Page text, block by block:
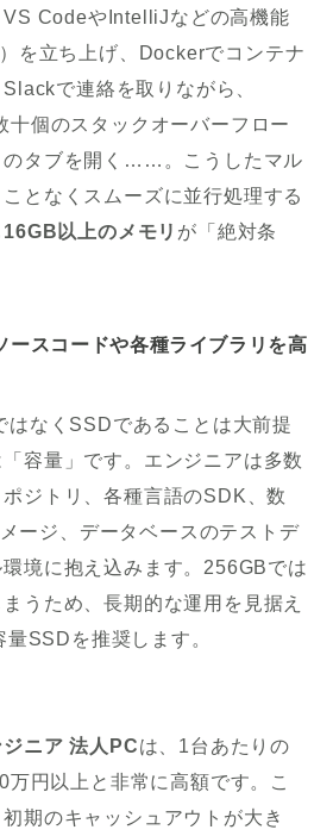
VS CodeやIntelliJなどの高機能
を立ち上げ、Dockerでコンテナ
で連絡を取りながら、
個のスタックオーバーフロー
のタブを開く……。こうしたマル
となくスムーズに並行処理する
16GB以上のメモリ が「絶対条
スコードや各種ライブラリを高
はなくSSDであることは大前提
容量」です。エンジニアは多数
ジトリ、各種言語のSDK、数
ージ、データベースのテストデ
境に抱え込みます。256GBでは
うため、長期的な運用を見据え
SSDを推奨します。
ジニア 法人PCは、1台あたりの
万円以上と非常に高額です。こ
期のキャッシュアウトが大き